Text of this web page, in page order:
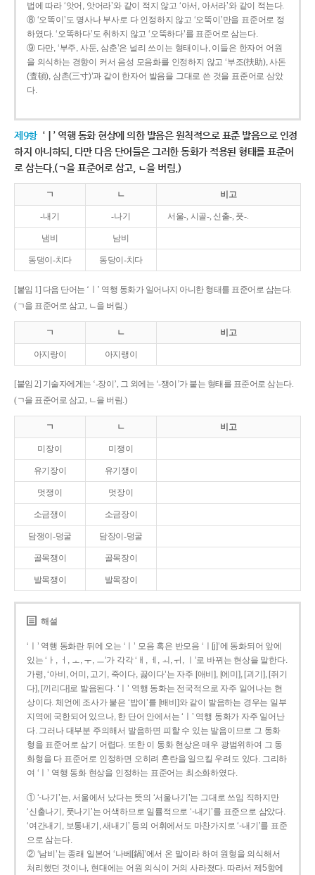
법에 따라 ‘앗어, 앗어라’와 같이 적지 않고 ‘아서, 아서라’와 같이 적는다.
⑧ ‘오똑이’도 명사나 부사로 다 인정하지 않고 ‘오뚝이’만을 표준어로 정
하였다. ‘오똑하다’도 취하지 않고 ‘오뚝하다’를 표준어로 삼는다.
⑨ 다만, ‘부주, 사둔, 삼춘’은 널리 쓰이는 형태이나, 이들은 한자어 어원
을 의식하는 경향이 커서 음성 모음화를 인정하지 않고 ‘부조(扶助), 사돈
(査頓), 삼촌(三寸)’과 같이 한자어 발음을 그대로 쓴 것을 표준어로 삼았
다.
제9항 ‘ㅣ’ 역행 동화 현상에 의한 발음은 원칙적으로 표준 발음으로 인정
하지 아니하되, 다만 다음 단어들은 그러한 동화가 적용된 형태를 표준어
로 삼는다.(ㄱ을 표준어로 삼고, ㄴ을 버림.)
ㄱ ㄴ 비고
-내기 -나기 서울-, 시골-, 신출-, 풋-.
냄비 남비
동댕이-치다 동당이-치다
[붙임 1] 다음 단어는 ‘ㅣ’ 역행 동화가 일어나지 아니한 형태를 표준어로 삼는다.
(ㄱ을 표준어로 삼고, ㄴ을 버림.)
ㄱ ㄴ 비고
아지랑이 아지랭이
[붙임 2] 기술자에게는 ‘-장이’, 그 외에는 ‘-쟁이’가 붙는 형태를 표준어로 삼는다.
(ㄱ을 표준어로 삼고, ㄴ을 버림.)
ㄱ ㄴ 비고
미장이 미쟁이
유기장이 유기쟁이
멋쟁이 멋장이
소금쟁이 소금장이
담쟁이-덩굴 담장이-덩굴
골목쟁이 골목장이
발목쟁이 발목장이
해설
‘ㅣ’ 역행 동화란 뒤에 오는 ‘ㅣ’ 모음 혹은 반모음 ‘ㅣ[j]’에 동화되어 앞에
있는 ‘ㅏ, ㅓ, ㅗ, ㅜ, ㅡ’가 각각 ‘ㅐ, ㅔ, ㅚ, ㅟ, ㅣ’로 바뀌는 현상을 말한다.
가령, ‘아비, 어미, 고기, 죽이다, 끓이다’는 자주 [애비], [에미], [괴기], [쥐기
다], [끼리다]로 발음된다. ‘ㅣ’ 역행 동화는 전국적으로 자주 일어나는 현
상이다. 체언에 조사가 붙은 ‘밥이’를 [배비]와 같이 발음하는 경우는 일부
지역에 국한되어 있으나, 한 단어 안에서는 ‘ㅣ’ 역행 동화가 자주 일어난
다. 그러나 대부분 주의해서 발음하면 피할 수 있는 발음이므로 그 동화
형을 표준어로 삼기 어렵다. 또한 이 동화 현상은 매우 광범위하여 그 동
화형을 다 표준어로 인정하면 오히려 혼란을 일으킬 우려도 있다. 그리하
여 ‘ㅣ’ 역행 동화 현상을 인정하는 표준어는 최소화하였다.
① ‘-나기’는, 서울에서 났다는 뜻의 ‘서울나기’는 그대로 쓰임 직하지만
‘신출나기, 풋나기’는 어색하므로 일률적으로 ‘-내기’를 표준으로 삼았다.
‘여간내기, 보통내기, 새내기’ 등의 어휘에서도 마찬가지로 ‘-내기’를 표준
으로 삼는다.
② ‘남비’는 종래 일본어 ‘나베[鍋]’에서 온 말이라 하여 원형을 의식해서
처리했던 것이나, 현대에는 어원 의식이 거의 사라졌다. 따라서 제5항에